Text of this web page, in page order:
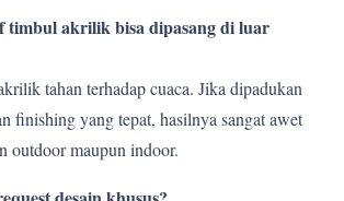
timbul akrilik bisa dipasang di luar
tahan terhadap cuaca. Jika dipadukan
finishing yang tepat, hasilnya sangat awet
outdoor maupun indoor.